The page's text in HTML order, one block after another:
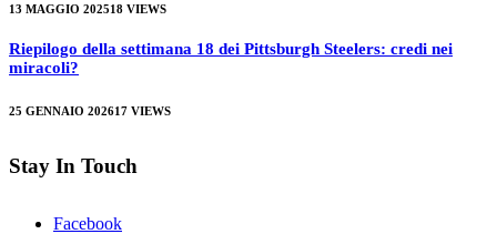
13 MAGGIO 202518 VIEWS
Riepilogo della settimana 18 dei Pittsburgh Steelers: credi nei
miracoli?
25 GENNAIO 202617 VIEWS
Stay In Touch
Facebook